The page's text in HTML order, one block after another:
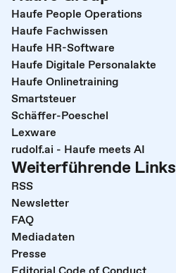
Haufe People Operations
Haufe Fachwissen
Haufe HR-Software
Haufe Digitale Personalakte
Haufe Onlinetraining
Smartsteuer
Schäffer-Poeschel
Lexware
rudolf.ai - Haufe meets AI
Weiterführende Links
RSS
Newsletter
FAQ
Mediadaten
Presse